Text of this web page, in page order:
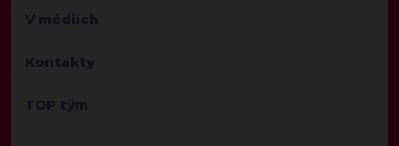
V médiích
Kontakty
TOP tým